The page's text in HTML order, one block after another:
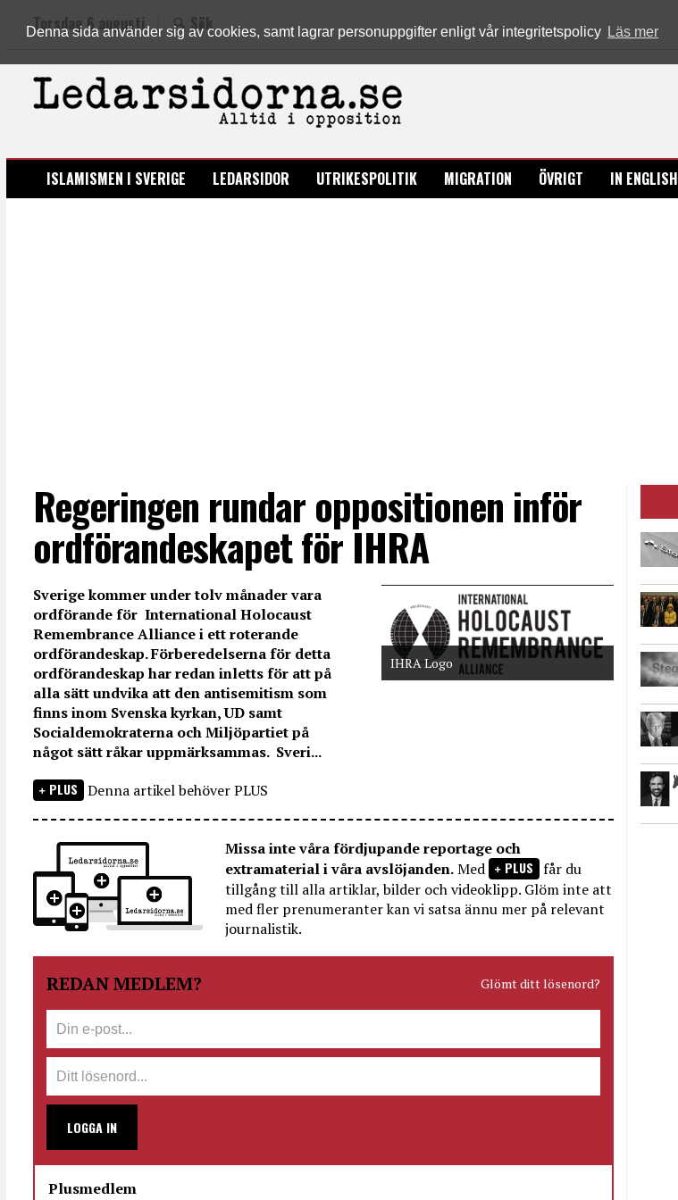
Denna sida använder sig av cookies, samt lagrar personuppgifter enligt vår integritetspolicy Läs mer
Torsdag 6 augusti Sök
LEDARSIDORNA.SE
ISLAMISMEN I SVERIGE LEDARSIDOR UTRIKESPOLITIK MIGRATION ÖVRIGT IN ENGLISH
Regeringen rundar oppositionen inför
ordförandeskapet för IHRA
IHRA Logo
Sverige kommer under tolv månader vara
ordförande för International Holocaust
Remembrance Alliance i ett roterande
ordförandeskap. Förberedelserna för detta
ordförandeskap har redan inletts för att på
alla sätt undvika att den antisemitism som
finns inom Svenska kyrkan, UD samt
Socialdemokraterna och Miljöpartiet på
något sätt råkar uppmärksammas. Sveri...
PLUS Denna artikel behöver PLUS
Missa inte våra fördjupande reportage och
extramaterial i våra avslöjanden.Med PLUS får du
tillgång till alla artiklar, bilder och videoklipp. Glöm inte att
med fler prenumeranter kan vi satsa ännu mer på relevant
journalistik.
REDAN MEDLEM? Glömt ditt lösenord?
LOGGA IN
Plusmedlem